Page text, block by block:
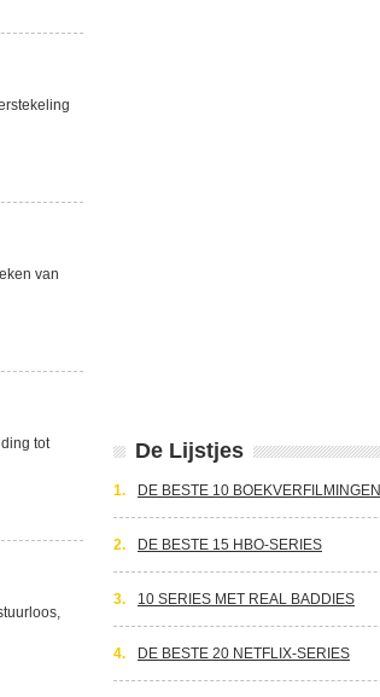
van
tot
De Lijstjes
1. DE BESTE 10 BOEKVERFILMINGEN
2. DE BESTE 15 HBO-SERIES
3. 10 SERIES MET REAL BADDIES
4. DE BESTE 20 NETFLIX-SERIES